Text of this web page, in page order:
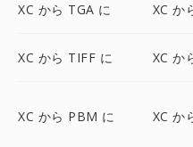
XC から TGA に XC か
XC から TIFF に XC か
XC から PBM に XC か